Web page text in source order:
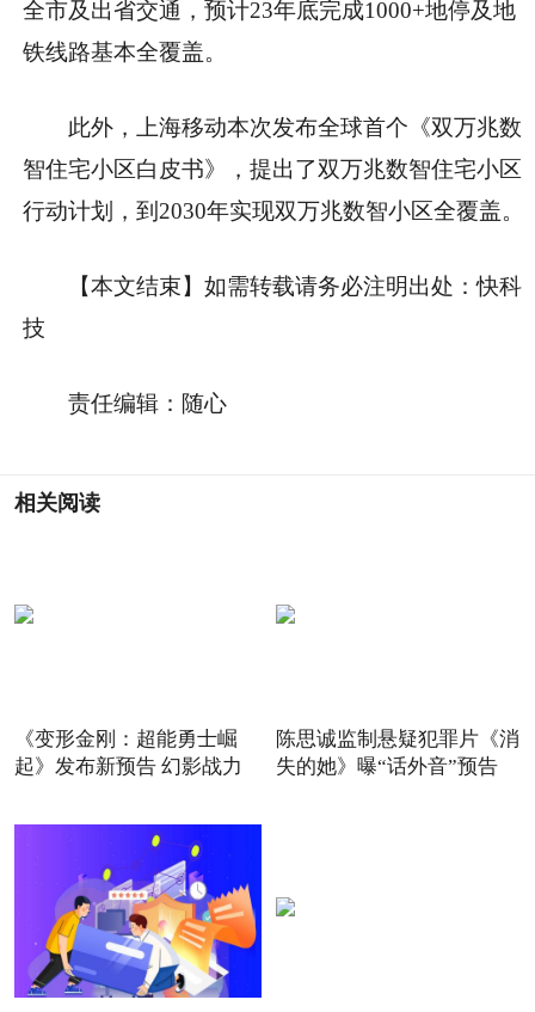
全市及出省交通，预计23年底完成1000+地停及地
铁线路基本全覆盖。
此外，
上海移动本次发布全球首个《双万兆数
智住宅小区白皮书》，提出了双万兆数智住宅小区
行动计划，到2030年实现双万兆数智小区全覆盖。
【本文结束】如需转载请务必注明出处：快科
技
责任编辑：随心
相关阅读
《变形金刚：超能勇士崛
起》发布新预告 幻影战力
陈思诚监制悬疑犯罪片《消
失的她》曝“话外音”预告